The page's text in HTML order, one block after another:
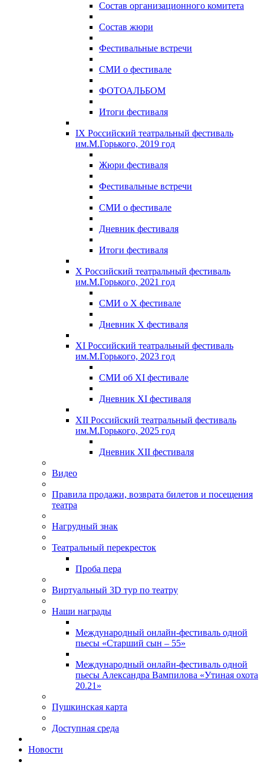
Состав организационного комитета
Состав жюри
Фестивальные встречи
СМИ о фестивале
ФОТОАЛЬБОМ
Итоги фестиваля
IX Российский театральный фестиваль
им.М.Горького, 2019 год
Жюри фестиваля
Фестивальные встречи
СМИ о фестивале
Дневник фестиваля
Итоги фестиваля
X Российский театральный фестиваль
им.М.Горького, 2021 год
СМИ о X фестивале
Дневник X фестиваля
XI Российский театральный фестиваль
им.М.Горького, 2023 год
СМИ об XI фестивале
Дневник XI фестиваля
XII Российский театральный фестиваль
им.М.Горького, 2025 год
Дневник XII фестиваля
Видео
Правила продажи, возврата билетов и посещения
театра
Нагрудный знак
Театральный перекресток
Проба пера
Виртуальный 3D тур по театру
Наши награды
Международный онлайн-фестиваль одной
пьесы «Старший сын – 55»
Международный онлайн-фестиваль одной
пьесы Александра Вампилова «Утиная охота
20.21»
Пушкинская карта
Доступная среда
Новости